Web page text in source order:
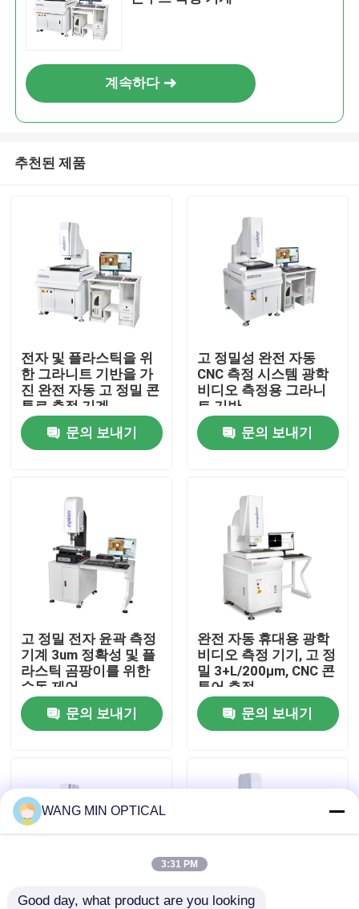
집
비디오
우리 에 관한 것
공장 투어
품질 관리
뉴스
CNC 비전 길이 측정기
계속하다
추천된 제품
전자 및 플라스틱을 위
한 그라니트 기반을 가
진 완전 자동 고 정밀 콘
투르 측정 기계
문의 보내기
고 정밀성 완전 자동
CNC 측정 시스템 광학
비디오 측정용 그라니
트 기반
문의 보내기
고 정밀 전자 윤곽 측정
기계 3um 정확성 및 플
라스틱 곰팡이를 위한
수동 제어
문의 보내기
완전 자동 휴대용 광학
비디오 측정 기기, 고 정
밀 3+L/200μm, CNC 콘
투어 측정
문의 보내기
WANG MIN OPTICAL
3:31 PM
Good day, what product are you looking